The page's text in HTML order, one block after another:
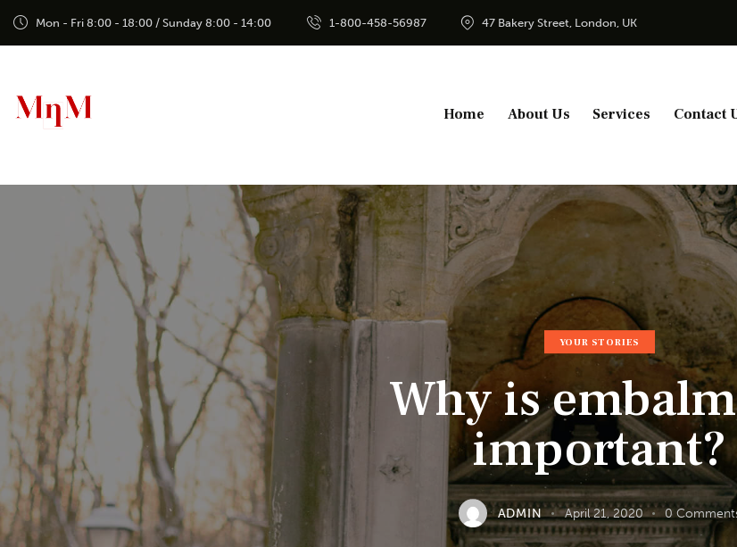
Mon - Fri 8:00 - 18:00 / Sunday 8:00 - 14:00 1-800-458-56987 47 Bakery Street, London, UK
Home About Us Services Contact
YOUR STORIES
Why is
important?
ADMIN April 21, 2020 0